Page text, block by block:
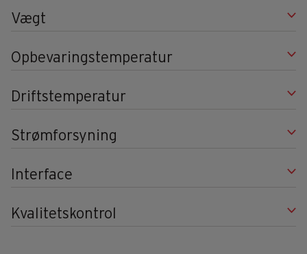
Vægt
Opbevaringstemperatur
Driftstemperatur
Strømforsyning
Interface
Kvalitetskontrol